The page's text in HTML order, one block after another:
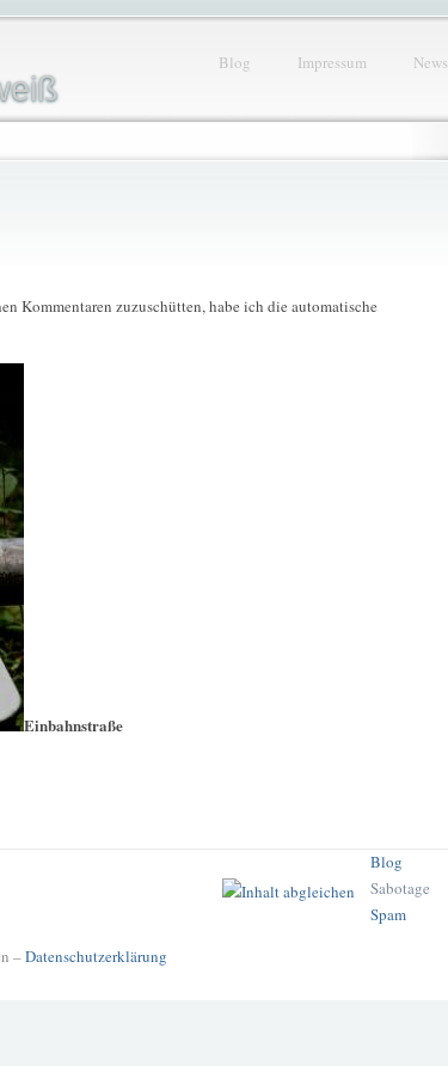
Blog Impressum News
Kommentaren zuzuschütten, habe ich die automatische
Einbahnstraße
Blog
Sabotage
Spam
–Datenschutzerklärung